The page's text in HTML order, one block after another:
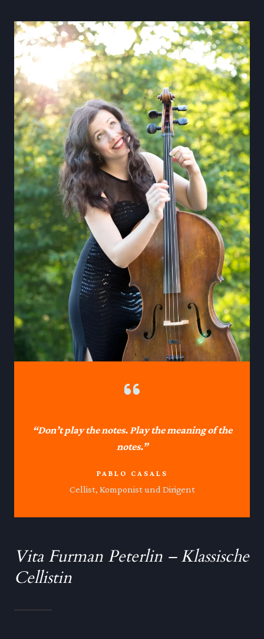
“Don’t play the notes. Play the meaning of the
notes.”
PABLO CASALS
Cellist, Komponist und Dirigent
Vita Furman Peterlin – Klassische
Cellistin